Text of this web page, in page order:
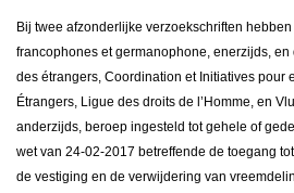
Bij twee afzonderlijke verzoekschriften
francophones et germanophone, enerzijds,
des étrangers, Coordination et Initiatives pour
Étrangers, Ligue des droits de l’Homme, en
anderzijds, beroep ingesteld tot gehele of
wet van 24-02-2017 betreffende de toegang
de vestiging en de verwijdering van